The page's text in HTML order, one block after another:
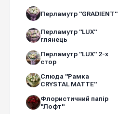
Перламутр "GRADIENT"
Перламутр "LUX"
глянець
Перламутр "LUX" 2-х
стор
Слюда "Рамка
CRYSTAL MATTE"
Флористичний папір
"Лофт"